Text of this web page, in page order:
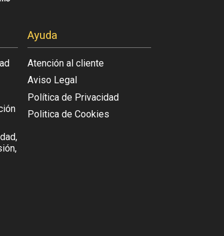
Ayuda
Atención al cliente
Aviso Legal
Política de Privacidad
Politica de Cookies